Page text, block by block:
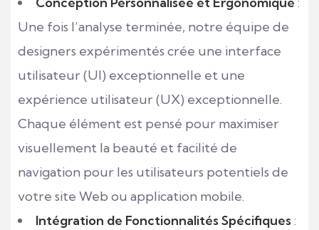
Une fois l’analyse terminée, notre équipe de
designers expérimentés crée une interface
utilisateur (UI) exceptionnelle et une
expérience utilisateur (UX) exceptionnelle.
Chaque élément est pensé pour maximiser
visuellement la beauté et facilité de
navigation pour les utilisateurs potentiels de
votre site Web ou application mobile.
Intégration de Fonctionnalités Spécifiques: